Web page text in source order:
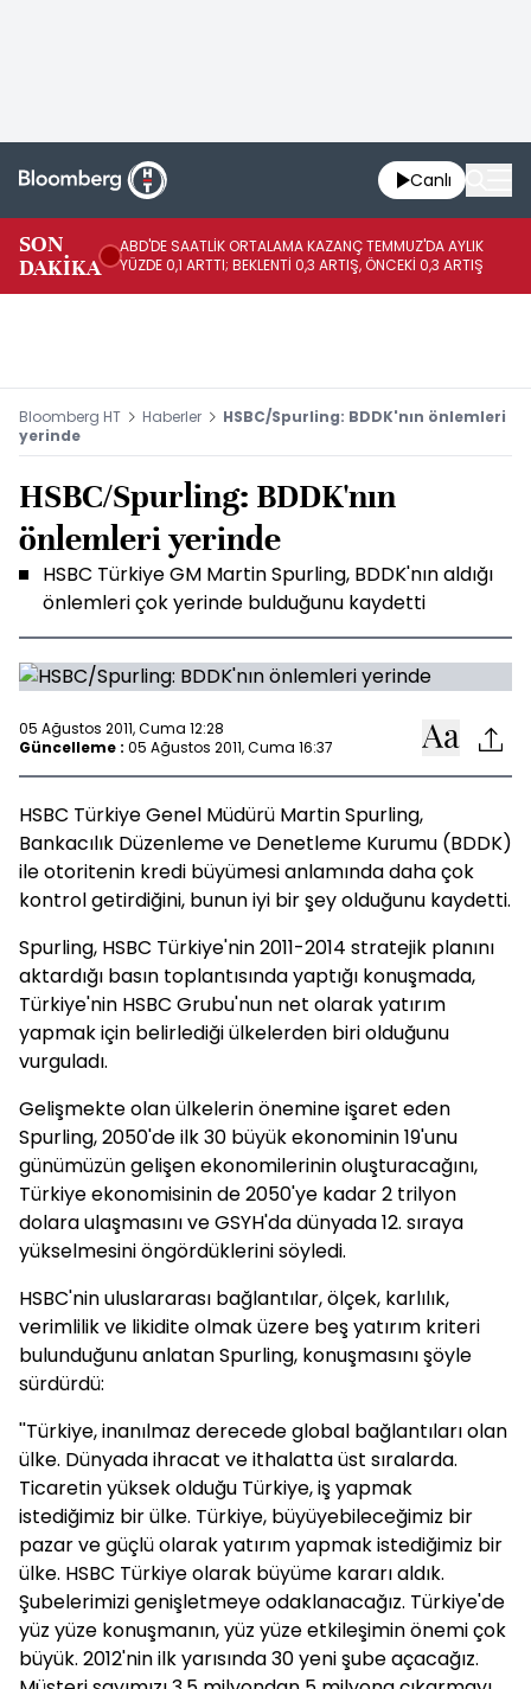
Canlı
SON
DAKİKA
ABD'DE SAATLİK ORTALAMA KAZANÇ TEMMUZ'DA AYLIK
YÜZDE 0,1 ARTTI; BEKLENTİ 0,3 ARTIŞ, ÖNCEKİ 0,3 ARTIŞ
Bloomberg HT Haberler
HSBC/Spurling: BDDK'nın önlemleri
yerinde
HSBC/Spurling: BDDK'nın
önlemleri yerinde
HSBC Türkiye GM Martin Spurling, BDDK'nın aldığı
önlemleri çok yerinde bulduğunu kaydetti
05 Ağustos 2011, Cuma 12:28
Güncelleme : 05 Ağustos 2011, Cuma 16:37
HSBC Türkiye Genel Müdürü Martin Spurling,
Bankacılık Düzenleme ve Denetleme Kurumu (BDDK)
ile otoritenin kredi büyümesi anlamında daha çok
kontrol getirdiğini, bunun iyi bir şey olduğunu kaydetti.
Spurling, HSBC Türkiye'nin 2011-2014 stratejik planını
aktardığı basın toplantısında yaptığı konuşmada,
Türkiye'nin HSBC Grubu'nun net olarak yatırım
yapmak için belirlediği ülkelerden biri olduğunu
vurguladı.
Gelişmekte olan ülkelerin önemine işaret eden
Spurling, 2050'de ilk 30 büyük ekonominin 19'unu
günümüzün gelişen ekonomilerinin oluşturacağını,
Türkiye ekonomisinin de 2050'ye kadar 2 trilyon
dolara ulaşmasını ve GSYH'da dünyada 12. sıraya
yükselmesini öngördüklerini söyledi.
HSBC'nin uluslararası bağlantılar, ölçek, karlılık,
verimlilik ve likidite olmak üzere beş yatırım kriteri
bulunduğunu anlatan Spurling, konuşmasını şöyle
sürdürdü:
''Türkiye, inanılmaz derecede global bağlantıları olan
ülke. Dünyada ihracat ve ithalatta üst sıralarda.
Ticaretin yüksek olduğu Türkiye, iş yapmak
istediğimiz bir ülke. Türkiye, büyüyebileceğimiz bir
pazar ve güçlü olarak yatırım yapmak istediğimiz bir
ülke. HSBC Türkiye olarak büyüme kararı aldık.
Şubelerimizi genişletmeye odaklanacağız. Türkiye'de
yüz yüze konuşmanın, yüz yüze etkileşimin önemi çok
büyük. 2012'nin ilk yarısında 30 yeni şube açacağız.